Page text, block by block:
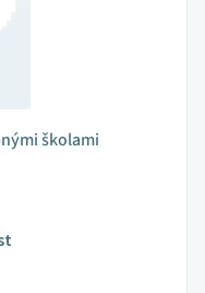
školami